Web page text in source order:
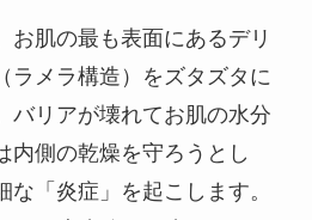
お肌の最も表面にあるデリ
ラメラ構造）をズタズタに
バリアが壊れてお肌の水分
内側の乾燥を守ろうとし
「炎症」を起こします。